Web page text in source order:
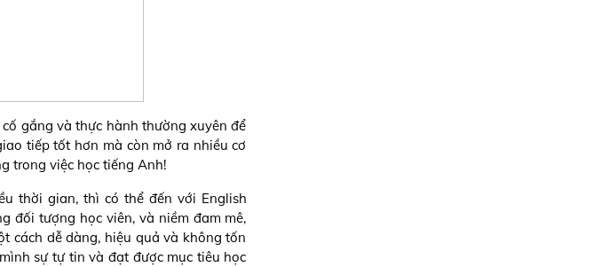
gắng và thực hành thường xuyên để
tiếp tốt hơn mà còn mở ra nhiều cơ
trong việc học tiếng Anh!
thời gian, thì có thể đến với English
đối tượng học viên, và niềm đam mê,
cách dễ dàng, hiệu quả và không tốn
sự tự tin và đạt được mục tiêu học